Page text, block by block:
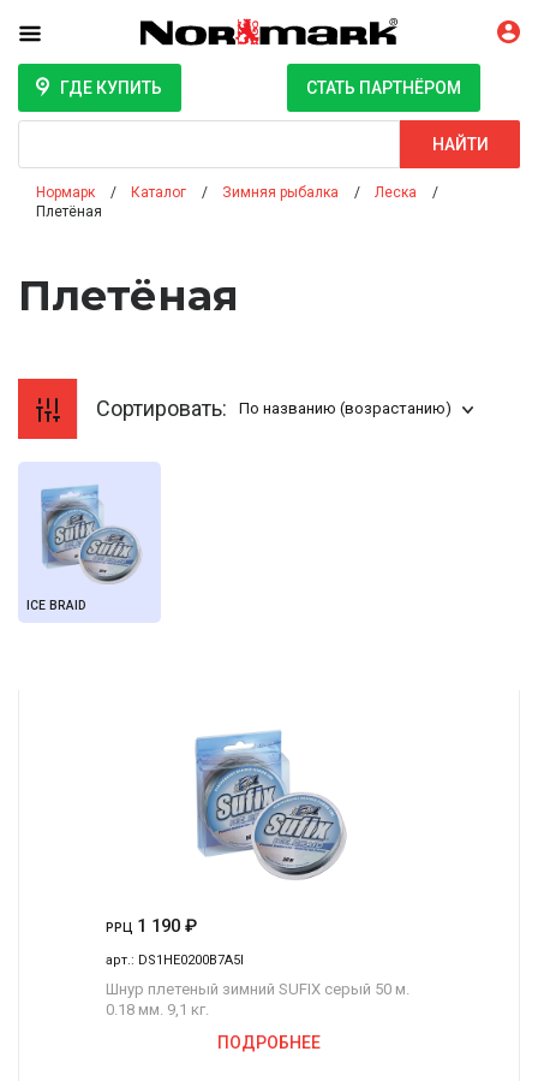
ГДЕ КУПИТЬ СТАТЬ ПАРТНЁРОМ
НАЙТИ
Нормарк Каталог Зимняя рыбалка
Леска
Плетёная
Плетёная
Сортировать: По названию (возрастанию)
ICE BRAID
РРЦ 1 190 ₽
арт.: DS1HE0200B7A5I
Шнур плетеный зимний SUFIX серый 50 м.
0.18 мм. 9,1 кг.
ПОДРОБНЕЕ